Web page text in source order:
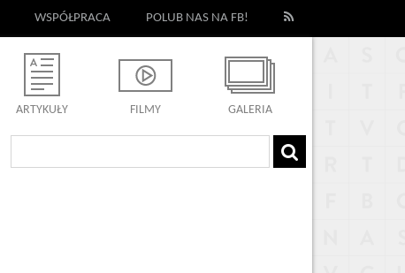
WSPÓŁPRACA POLUB NAS NA FB!
ARTYKUŁY FILMY GALERIA